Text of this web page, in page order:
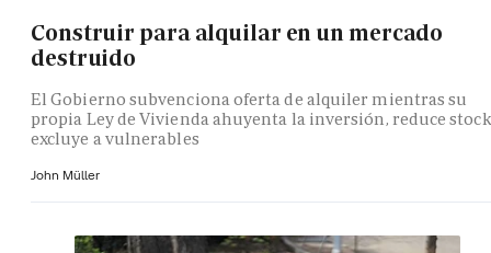
Construir para alquilar en un mercado
destruido
El Gobierno subvenciona oferta de alquiler mientras su
propia Ley de Vivienda ahuyenta la inversión, reduce
excluye a vulnerables
John Müller